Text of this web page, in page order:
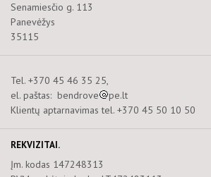
Senamiesčio g. 113
Panevėžys
35115
Tel. +370 45 46 35 25,
el. paštas: bendrove
pe.lt
Klientų aptarnavimas tel. +370 45 50 10 50
REKVIZITAI.
Įm. kodas 147248313